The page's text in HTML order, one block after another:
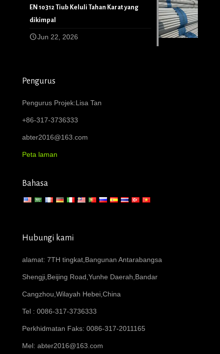
EN 10312 Tiub Keluli Tahan Karat yang
dikimpal
Jun 22, 2026
Pengurus
Pengurus Projek:Lisa Tan
+86-317-3736333
abter2016@163.com
Peta laman
Bahasa
Hubungi kami
alamat: 7TH tingkat,Bangunan Antarabangsa
Shengji,Beijing Road,Yunhe Daerah,Bandar
Cangzhou,Wilayah Hebei,China
Tel : 0086-317-3736333
Perkhidmatan Faks: 0086-317-2011165
Mel: abter2016@163.com